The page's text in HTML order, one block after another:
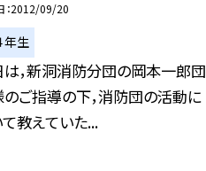
2012/09/20
年生
，新洞消防分団の岡本一郎団
ご指導の下，消防団の活動に
教えていた...